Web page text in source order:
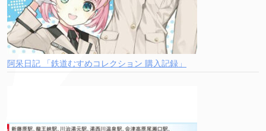
阿呆日記 「鉄道むすめコレクション 購入記録」